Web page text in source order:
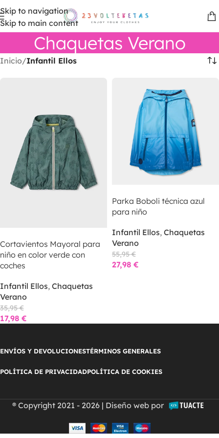
Skip to navigation
Skip to main content
Chaquetas Verano
Inicio Infantil Ellos
Cortavientos Mayoral para
niño en color verde con
coches
Infantil Ellos, Chaquetas
Verano
35,95€
17,98 €
Parka Boboli técnica azul
para niño
Infantil Ellos, Chaquetas
Verano
55,95€
27,98 €
ENVÍOS Y DEVOLUCIONESTÉRMINOS GENERALES
POLÍTICA DE PRIVACIDADPOLÍTICA DE COOKIES
® Copyright 2021 - 2026 | Diseño web por